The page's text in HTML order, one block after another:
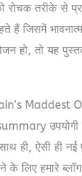
को रोचक तरीके से
हैं जिसमें
हो, तो यह
Maddest
उपयोगी
ही, ऐसी ही नई
के लिए हमारे